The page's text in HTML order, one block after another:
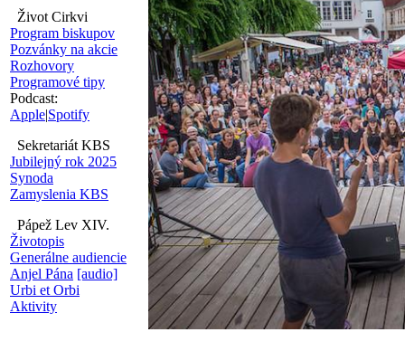
Život Cirkvi
Program biskupov
Pozvánky na akcie
Rozhovory
Programové tipy
Podcast:
Apple|Spotify
Sekretariát KBS
Jubilejný rok 2025
Synoda
Zamyslenia KBS
Pápež Lev XIV.
Životopis
Generálne audiencie
Anjel Pána [audio]
Urbi et Orbi
Aktivity